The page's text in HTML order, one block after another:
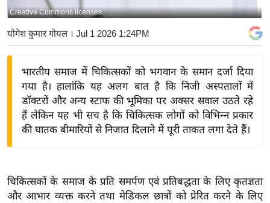
य
बि
ज़
द्यो
त
वि
Creative Commons licenses
योगेश कुमार गोयल। Jul 1 2026 1:24PM
भारतीय समाज में चिकित्सकों को भगवान के समान दर्जा दिया
गया है। हालांकि यह अलग बात है कि निजी अस्पतालों में
डॉक्टरों और अन्य स्टाफ की भूमिका पर अक्सर सवाल उठते रहे
हैं लेकिन यह भी सच है कि चिकित्सक लोगों को विभिन्न प्रकार
की घातक बीमारियों से निजात दिलाने में पूरी ताकत लगा देते हैं।
चिकित्सकों के समाज के प्रति समर्पण एवं प्रतिबद्धता के लिए कृतज्ञता
और आभार व्यक्त करने तथा मेडिकल छात्रों को प्रेरित करने के लिए